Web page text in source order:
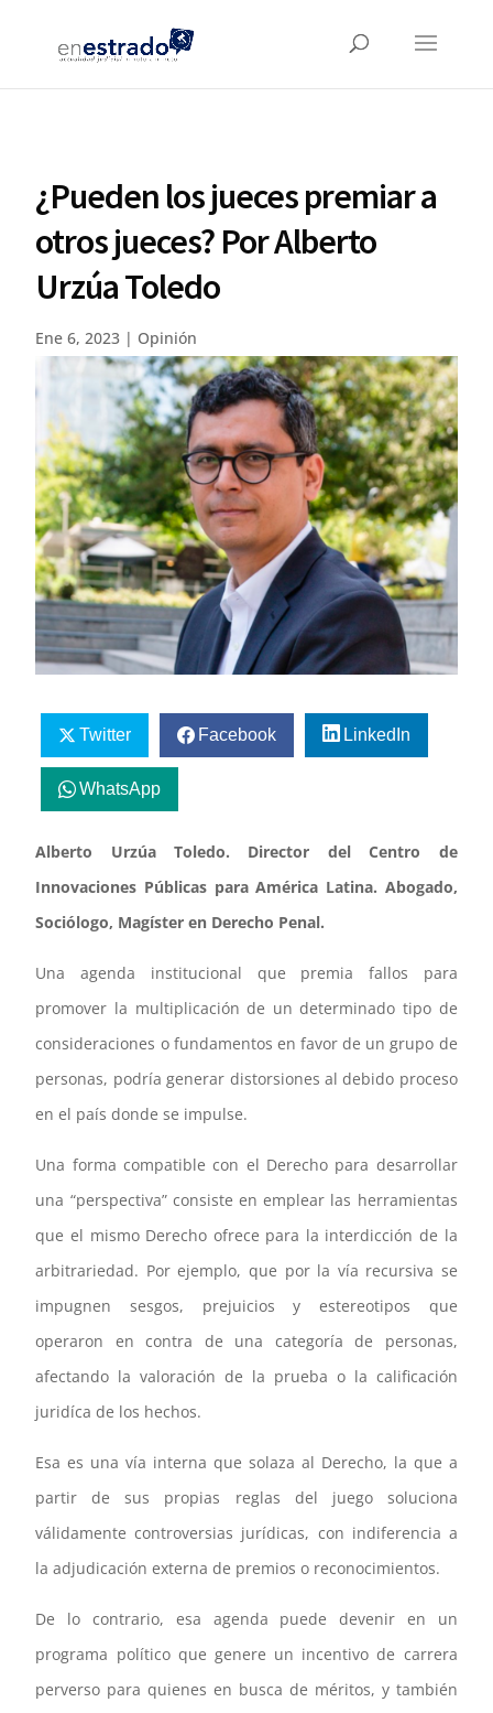
¿Pueden los jueces premiar a
otros jueces? Por Alberto
Urzúa Toledo
Ene 6, 2023 | Opinión
Twitter Facebook LinkedIn
WhatsApp
Alberto Urzúa Toledo. Director del Centro de
Innovaciones Públicas para América Latina. Abogado,
Sociólogo, Magíster en Derecho Penal.
Una agenda institucional que premia fallos para
promover la multiplicación de un determinado tipo de
consideraciones o fundamentos en favor de un grupo de
personas, podría generar distorsiones al debido proceso
en el país donde se impulse.
Una forma compatible con el Derecho para desarrollar
una “perspectiva” consiste en emplear las herramientas
que el mismo Derecho ofrece para la interdicción de la
arbitrariedad. Por ejemplo, que por la vía recursiva se
impugnen sesgos, prejuicios y estereotipos que
operaron en contra de una categoría de personas,
afectando la valoración de la prueba o la calificación
juridíca de los hechos.
Esa es una vía interna que solaza al Derecho, la que a
partir de sus propias reglas del juego soluciona
válidamente controversias jurídicas, con indiferencia a
la adjudicación externa de premios o reconocimientos.
De lo contrario, esa agenda puede devenir en un
programa político que genere un incentivo de carrera
perverso para quienes en busca de méritos, y también